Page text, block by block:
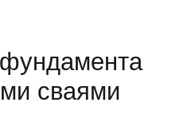
сваями